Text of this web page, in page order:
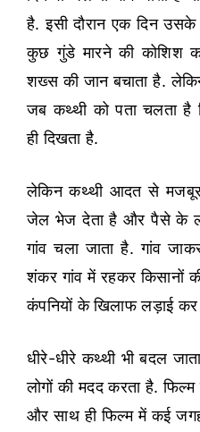
है. इसी दौरान एक दिन
कुछ गुंडे मारने की कोशिश
शख्स की जान बचाता है.
जब कथ्थी को पता चलता
ही दिखता है.
लेकिन कथ्थी आदत से
जेल भेज देता है और पैसे के
गांव चला जाता है. गांव
शंकर गांव में रहकर किसानों
कंपनियों के खिलाफ लड़ाई कर
धीरे-धीरे कथ्थी भी बदल
लोगों की मदद करता है. फिल्म
और साथ ही फिल्म में कई